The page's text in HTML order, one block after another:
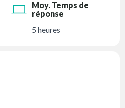
Moy. Temps de
réponse
5 heures